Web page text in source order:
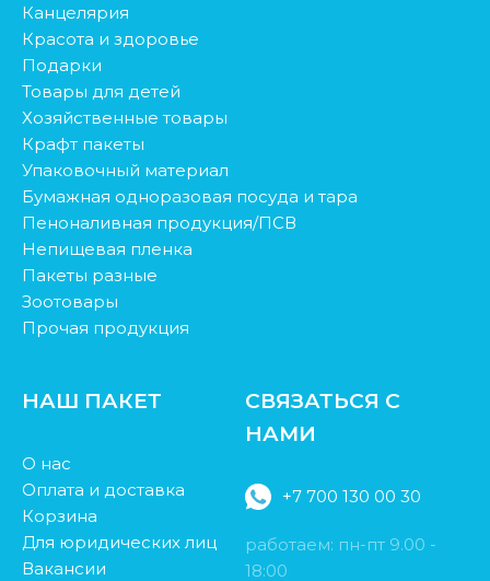
Канцелярия
Красота и здоровье
Подарки
Товары для детей
Хозяйственные товары
Крафт пакеты
Упаковочный материал
Бумажная одноразовая посуда и тара
Пеноналивная продукция/ПСВ
Непищевая пленка
Пакеты разные
Зоотовары
Прочая продукция
НАШ ПАКЕТ
О нас
Оплата и доставка
Корзина
Для юридических лиц
Вакансии
СВЯЗАТЬСЯ С
НАМИ
+7 700 130 00 30
работаем: пн-пт 9.00 -
18:00